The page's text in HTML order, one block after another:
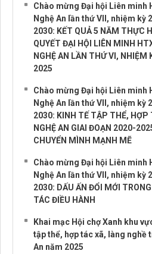
Chào mừng Đại hội Liên minh
Nghệ An lần thứ VII, nhiệm kỳ
2030: KẾT QUẢ 5 NĂM THỰC
QUYẾT ĐẠI HỘI LIÊN MINH
NGHỆ AN LẦN THỨ VI, NHIỆM
2025
Chào mừng Đại hội Liên minh
Nghệ An lần thứ VII, nhiệm kỳ
2030: KINH TẾ TẬP THỂ, HỢP
NGHỆ AN GIAI ĐOẠN 2020-
CHUYỂN MÌNH MẠNH MẼ
Chào mừng Đại hội Liên minh
Nghệ An lần thứ VII, nhiệm kỳ
2030: DẤU ẤN ĐỔI MỚI
TÁC ĐIỀU HÀNH
Khai mạc Hội chợ Xanh khu
tập thể, hợp tác xã, làng nghề
An năm 2025